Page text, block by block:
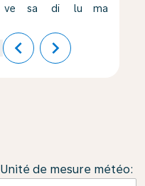
ve sa di lu ma
chevron_left chevron_right
Unité de mesure météo: